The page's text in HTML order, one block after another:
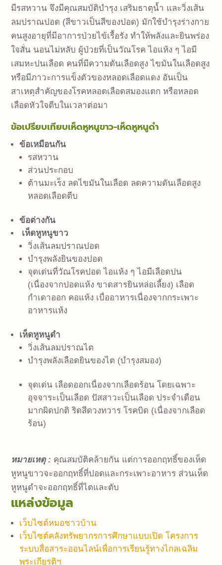
มีรสหวาน จึงมีคุณสมบัติบำรุง เสริมธาตุน้ำ และวิ่งเส้น
ลมปราณปอด (สีขาวเป็นสีของปอด) มักใช้บำรุงร่างกาย
คนสูงอายุที่มีอาการป่วยไข้เรื้อรัง ทำให้พลังและยินพร่อง
ใจสั่น นอนไม่หลับ ผู้ป่วยที่เป็นวัณโรค ไอแห้ง ๆ ไอมี
เสมหะปนเลือด คนที่มีความดันเลือดสูง ไขมันในเลือดสูง
หรือมีภาวะการแข็งตัวของหลอดเลือดแดง อันเป็น
สาเหตุสำคัญของโรคหลอดเลือดสมองแตก หรือหลอด
เลือดหัวใจตีบในเวลาต่อมา
ข้อเปรียบเทียบเห็ดหูหนูขาว-เห็ดหูหนูดำ
ข้อเหมือนกัน
รสหวาน
ส่วนประกอบ
ต้านมะเร็ง ลดไขมันในเลือด ลดความดันเลือดสูง
หลอดเลือดตีบ
ข้อต่างกัน
เห็ดหูหนูขาว
วิ่งเส้นลมปราณปอด
บำรุงพลังยินของปอด
จุดเด่นที่วัณโรคปอด ไอแห้ง ๆ ไอมีเลือดปน
(เนื่องจากปอดแห้ง ขาดสารยินหล่อเลี้ยง) เลือด
กำเดาออก คอแห้ง เบื่ออาหารเนื่องจากกระเพาะ
อาหารแห้ง
เห็ดหูหนูดำ
วิ่งเส้นลมปราณไต
บำรุงพลังเลือดยินของไต (บำรุงสมอง)
จุดเด่น เลือดออกเนื่องจากเลือดร้อน โดยเฉพาะ
อุจจาระเป็นเลือด ปัสสาวะเป็นเลือด ประจำเดือน
มากผิดปกติ ริดสีดวงทวาร โรคบิด (เนื่องจากเลือด
ร้อน)
หมายเหตุ : คุณสมบัติคล้ายกัน แต่การออกฤทธิ์ของเห็ด
หูหนูขาวจะออกฤทธิ์ที่ปอดและกระเพาะอาหาร ส่วนเห็ด
หูหนูดำจะออกฤทธิ์ที่ไตและตับ
แหล่งข้อมูล
เว็บไซต์หมอชาวบ้าน
เว็บไซต์คลังทรัพยากรการศึกษาแบบเปิด โครงการ
ระบบสื่อสาระออนไลน์เพื่อการเรียนรู้ทางไกลเฉลิม
พระเกียรติฯ